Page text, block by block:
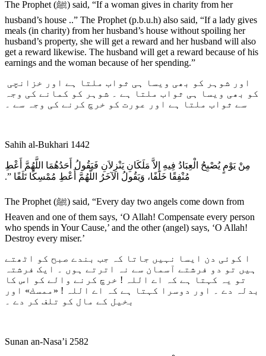
The Prophet (ﷺ) said, “If a woman gives in charity from her
husband’s house ..” The Prophet (p.b.u.h) also said, “If a lady gives
meals (in charity) from her husband’s house without spoiling her
husband’s property, she will get a reward and her husband will also
get a reward likewise. The husband will get a reward because of his
earnings and the woman because of her spending.”
کو بھی ویسا ہی ثواب ملتا ہے ۔ شوہر کو کمانے کی وجہ
سے ثواب ملتا ہے اور عورت کو خرچ کرنے کی وجہ سے ۔
Sahih al-Bukhari 1442
مِنْ يَوْمٍ يُصْبِحُ الْعِبَادُ فِيهِ إِلاَّ مَلَكَانِ يَنْزِلاَنِ فَيَقُولُ أَحَدُهُمَا اللَّهُمَّ أَعْطِ
مُنْفِقًا خَلَفًا، وَيَقُولُ الآخَرُ اللَّهُمَّ أَعْطِ مُمْسِكًا تَلَفًا ‏”‏‏.‏
The Prophet (ﷺ) said, “Every day two angels come down from
Heaven and one of them says, ‘O Allah! Compensate every person
who spends in Your Cause,’ and the other (angel) says, ‘O Allah!
Destroy every miser.’
ا کوئی دن ایسا نہیں جاتا کہ جب بندے صبح کو اٹھتے
ہیں تو دو فرشتے آسمان سے نہ اترتے ہوں ۔ ایک فرشتہ
تو یہ کہتا ہے کہ اے اللہ ! خرچ کرنے والے کو اس کا
بدلہ دے ۔ اور دوسرا کہتا ہے کہ اے اللہ ! «ممسك» اور
بخیل کے مال کو تلف کر دے ۔
Sunan an-Nasa’i 2582